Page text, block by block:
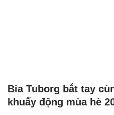
Bia Tuborg bắt tay
khuấy động mùa hè